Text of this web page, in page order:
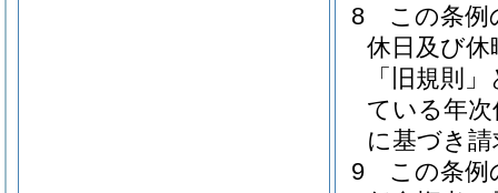
8
この条例
休日及び
「旧規則
ている年
に基づき
9
この条例